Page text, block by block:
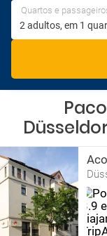
Quartos e